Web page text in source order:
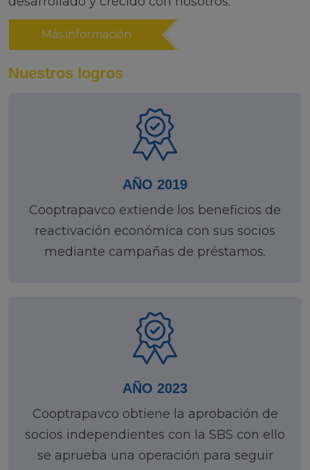
Más información
Nuestros logros
AÑO 2019
Cooptrapavco extiende los beneficios de
reactivación económica con sus socios
mediante campañas de préstamos.
AÑO 2023
Cooptrapavco obtiene la aprobación de
socios independientes con la SBS con ello
se aprueba una operación para seguir